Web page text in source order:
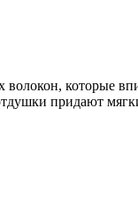
которые
придают